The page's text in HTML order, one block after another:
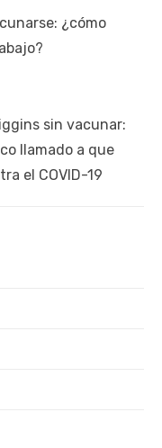
¿cómo
sin vacunar:
llamado a que
el COVID-19